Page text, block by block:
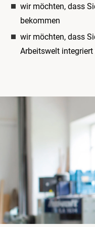
wir möchten, dass
bekommen
wir möchten, dass
Arbeitswelt integriert